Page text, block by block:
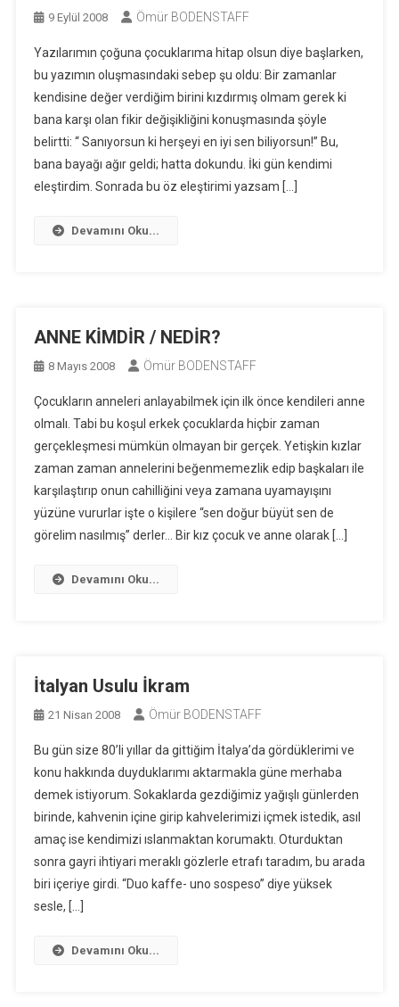
9 Eylül 2008 Ömür BODENSTAFF
Yazılarımın çoğuna çocuklarıma hitap olsun diye başlarken,
bu yazımın oluşmasındaki sebep şu oldu: Bir zamanlar
kendisine değer verdiğim birini kızdırmış olmam gerek ki
bana karşı olan fikir değişikliğini konuşmasında şöyle
belirtti: “ Sanıyorsun ki herşeyi en iyi sen biliyorsun!” Bu,
bana bayağı ağır geldi; hatta dokundu. İki gün kendimi
eleştirdim. Sonrada bu öz eleştirimi yazsam […]
Devamını Oku...
ANNE KİMDİR / NEDİR?
8 Mayıs 2008 Ömür BODENSTAFF
Çocukların anneleri anlayabilmek için ilk önce kendileri anne
olmalı. Tabi bu koşul erkek çocuklarda hiçbir zaman
gerçekleşmesi mümkün olmayan bir gerçek. Yetişkin kızlar
zaman zaman annelerini beğenmemezlik edip başkaları ile
karşılaştırıp onun cahilliğini veya zamana uyamayışını
yüzüne vururlar işte o kişilere “sen doğur büyüt sen de
görelim nasılmış” derler… Bir kız çocuk ve anne olarak […]
Devamını Oku...
İtalyan Usulu İkram
21 Nisan 2008 Ömür BODENSTAFF
Bu gün size 80’li yıllar da gittiğim İtalya’da gördüklerimi ve
konu hakkında duyduklarımı aktarmakla güne merhaba
demek istiyorum. Sokaklarda gezdiğimiz yağışlı günlerden
birinde, kahvenin içine girip kahvelerimizi içmek istedik, asıl
amaç ise kendimizi ıslanmaktan korumaktı. Oturduktan
sonra gayri ihtiyari meraklı gözlerle etrafı taradım, bu arada
biri içeriye girdi. “Duo kaffe- uno sospeso” diye yüksek
sesle, […]
Devamını Oku...